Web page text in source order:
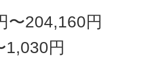
〜204,160円
1,030円